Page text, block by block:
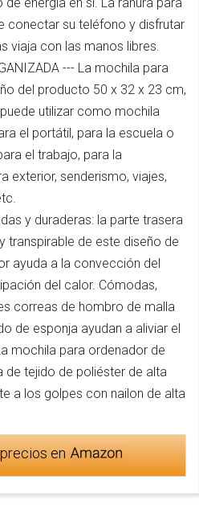
conectar su teléfono y disfrutar
viaja con las manos libres.
--- La mochila para
del producto 50 x 32 x 23 cm,
utilizar como mochila
el portátil, para la escuela o
el trabajo, para la
exterior, senderismo, viajes,
y duraderas: la parte trasera
transpirable de este diseño de
ayuda a la convección del
del calor. Cómodas,
correas de hombro de malla
de esponja ayudan a aliviar el
mochila para ordenador de
de tejido de poliéster de alta
a los golpes con nailon de alta
en